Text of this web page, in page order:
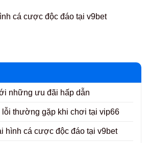
cá cược độc đáo tại v9bet
những ưu đãi hấp dẫn
lỗi thường gặp khi chơi tại vip66
hình cá cược độc đáo tại v9bet